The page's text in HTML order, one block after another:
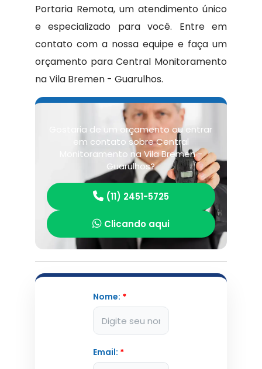
Portaria Remota, um atendimento único
e especializado para você. Entre em
contato com a nossa equipe e faça um
orçamento para Central Monitoramento
na Vila Bremen - Guarulhos.
Gostaria de um orçamento ou entrar
em contato sobre Central
Monitoramento na Vila Bremen -
Guarulhos?
(11) 2451-5725
Clicando aqui
Nome: *
Email: *